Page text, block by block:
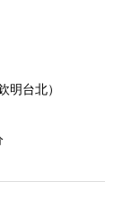
明台北）